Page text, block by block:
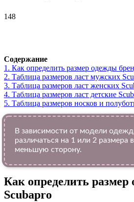
148
Содержание
1. Как определить размер одежды
2. Таблица размеров ласт мужских
3. Таблица размеров ласт женских
4. Таблица размеров ласт детские
5. Таблица размеров носков и
В зависимости от модели
различаться на 1 или 2 размера
меньшую сторону.
Как определить размер
Scubapro